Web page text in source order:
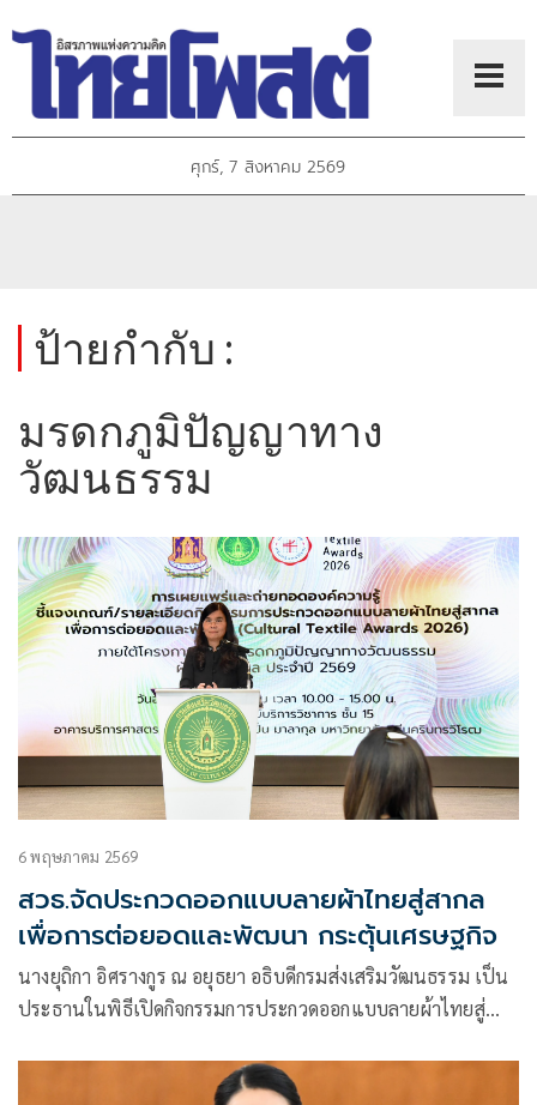
ศุกร์, 7 สิงหาคม 2569
ป้ายกำกับ :
มรดกภูมิปัญญาทาง
วัฒนธรรม
6 พฤษภาคม 2569
สวธ.จัดประกวดออกแบบลายผ้าไทยสู่สากล
เพื่อการต่อยอดและพัฒนา กระตุ้นเศรษฐกิจ
นางยุถิกา อิศรางกูร ณ อยุธยา อธิบดีกรมส่งเสริมวัฒนธรรม เป็น
ประธานในพิธีเปิดกิจกรรมการประกวดออกแบบลายผ้าไทยสู่
2026) ภายใต้โครงการพัฒนามรดกภูมิปัญญาทางวัฒนธรรมผ้า